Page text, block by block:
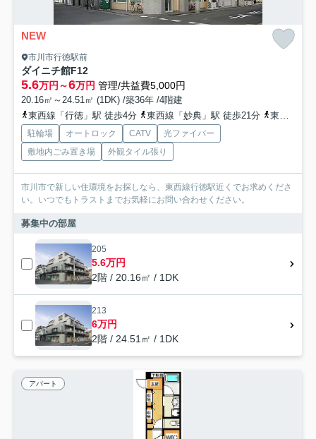
NEW
市川市行徳駅前
ダイニチ館F12
5.6万円～6万円 管理/共益費5,000円
20.16㎡～24.51㎡ (1DK) /築36年 /4階建
東西線「行徳」駅 徒歩4分
東西線「妙典」駅 徒歩21分 東西線「南行徳」駅 徒歩25分
駐輪場 オートロック CATV
光ファイバー
敷地内ごみ置き場
外観タイル張り
市川市で新しい住環境をお探しなら、東西線行徳駅近くでお求めくださ
い。いつでもトラストまでお気軽にお問い合わせください。
募集中の部屋
205
5.6万円
2階 / 20.16㎡ / 1DK
213
6万円
2階 / 24.51㎡ / 1DK
アパート